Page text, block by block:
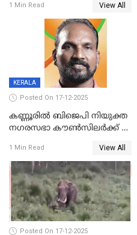
1 Min Read View All
KERALA
Posted On 17-12-2025
കണ്ണൂരിൽ ബിജെപി നിയുക്ത
നഗരസഭാ കൗൺസിലർക്ക് 36
1 Min Read View All
Posted On 17-12-2025